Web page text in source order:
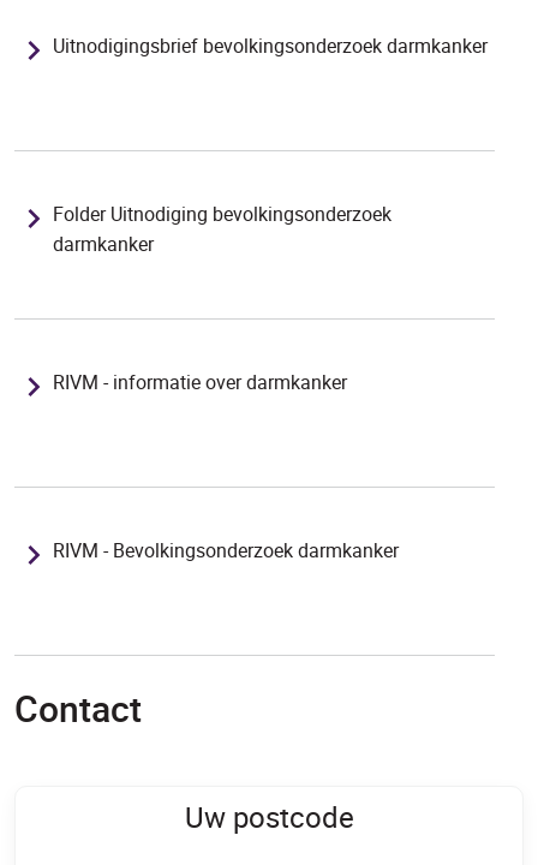
Uitnodigingsbrief bevolkingsonderzoek darmkanker
Folder Uitnodiging bevolkingsonderzoek
darmkanker
RIVM - informatie over darmkanker
RIVM - Bevolkingsonderzoek darmkanker
Contact
Uw postcode